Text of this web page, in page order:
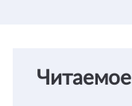
Читаемое